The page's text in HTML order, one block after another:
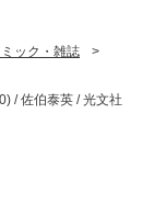
ック・雑誌
>
/ 佐伯泰英 / 光文社